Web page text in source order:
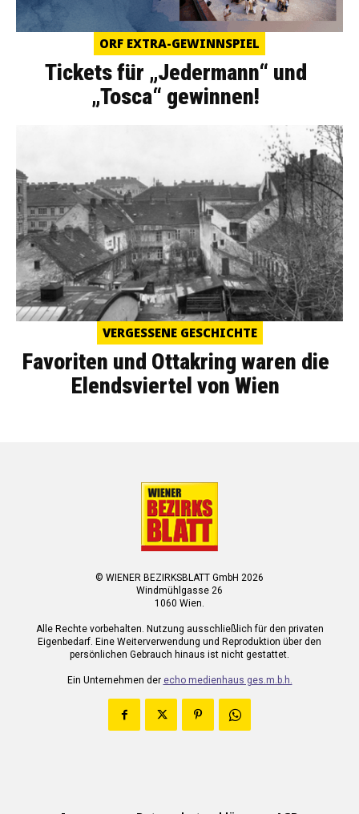
ORF EXTRA-GEWINNSPIEL
Tickets für „Jedermann“ und
„Tosca“ gewinnen!
VERGESSENE GESCHICHTE
Favoriten und Ottakring waren die
Elendsviertel von Wien
© WIENER BEZIRKSBLATT GmbH 2026
Windmühlgasse 26
1060 Wien.
Alle Rechte vorbehalten. Nutzung ausschließlich für den privaten
Eigenbedarf. Eine Weiterverwendung und Reproduktion über den
persönlichen Gebrauch hinaus ist nicht gestattet.
Ein Unternehmen der echo medienhaus ges.m.b.h.